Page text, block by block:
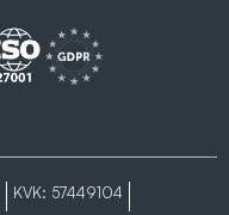
KVK: 57449104